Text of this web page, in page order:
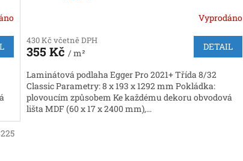
Vyprodáno
430 Kč včetně DPH
355 Kč / m²
DETAIL
Laminátová podlaha Egger Pro 2021+ Třída 8/32
Classic Parametry: 8 x 193 x 1292 mm Pokládka:
plovoucím způsobem Ke každému dekoru obvodová
lišta MDF (60 x 17 x 2400 mm),...